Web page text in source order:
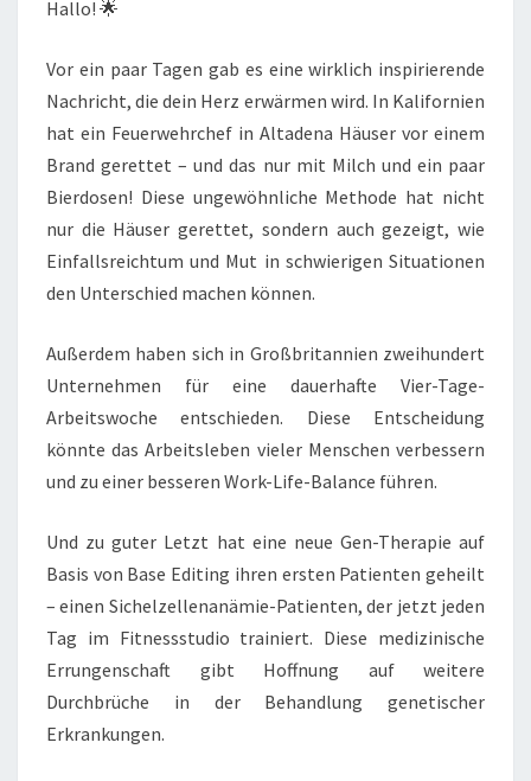
Hallo! 🌟
Vor ein paar Tagen gab es eine wirklich inspirierende
Nachricht, die dein Herz erwärmen wird. In Kalifornien
hat ein Feuerwehrchef in Altadena Häuser vor einem
Brand gerettet – und das nur mit Milch und ein paar
Bierdosen! Diese ungewöhnliche Methode hat nicht
nur die Häuser gerettet, sondern auch gezeigt, wie
Einfallsreichtum und Mut in schwierigen Situationen
den Unterschied machen können.
Außerdem haben sich in Großbritannien zweihundert
Unternehmen für eine dauerhafte Vier-Tage-
Arbeitswoche entschieden. Diese Entscheidung
könnte das Arbeitsleben vieler Menschen verbessern
und zu einer besseren Work-Life-Balance führen.
Und zu guter Letzt hat eine neue Gen-Therapie auf
Basis von Base Editing ihren ersten Patienten geheilt
– einen Sichelzellenanämie-Patienten, der jetzt jeden
Tag im Fitnessstudio trainiert. Diese medizinische
Errungenschaft gibt Hoffnung auf weitere
Durchbrüche in der Behandlung genetischer
Erkrankungen.